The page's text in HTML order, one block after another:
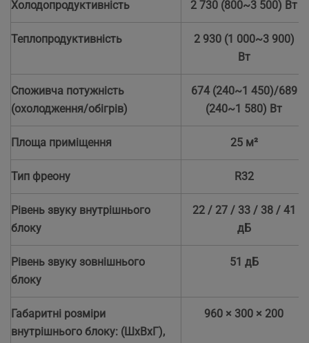
Холодопродуктивність 2 730 (800~3 500) Вт
Теплопродуктивність
2 930 (1 000~3 900)
Вт
Споживча потужність
(охолодження/обігрів)
674 (240~1 450)/689
(240~1 580) Вт
Площа приміщення 25 м²
Тип фреону R32
Рівень звуку внутрішнього
блоку
22 / 27 / 33 / 38 / 41
дБ
Рівень звуку зовнішнього
блоку
51 дБ
Габаритні розміри
внутрішнього блоку: (ШхВхГ),
960 × 300 × 200